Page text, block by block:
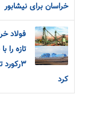
خراسان برای نیشابور
فولاد
تازه را
۳رکورد
کرد